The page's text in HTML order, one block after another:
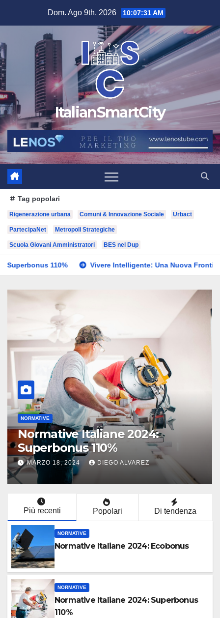
Dom. Ago 9th, 2026 10:07:32 AM
ItalianSmartCity
Tag popolari
Rigenerazione urbana Comuni & Innovazione Sociale Urbact
PartecipaNet Metropoli Strategiche
Scuola Giovani Amministratori BES nel Dup
Vivere Intelligente: Una Nuova Frontiera della Modernità
TECNOLOGIE AVANZATE
Vivere Intelligente: Una Nuova
Frontiera della Modernità
LUGLIO 22, 2021 DIEGO ALVAREZ
Più recenti Popolari Di tendenza
NORMATIVE
Normative Italiane 2024: Ecobonus
NORMATIVE
Normative Italiane 2024: Superbonus
110%